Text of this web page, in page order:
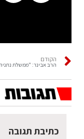
הקודם
כתיבת תגובה